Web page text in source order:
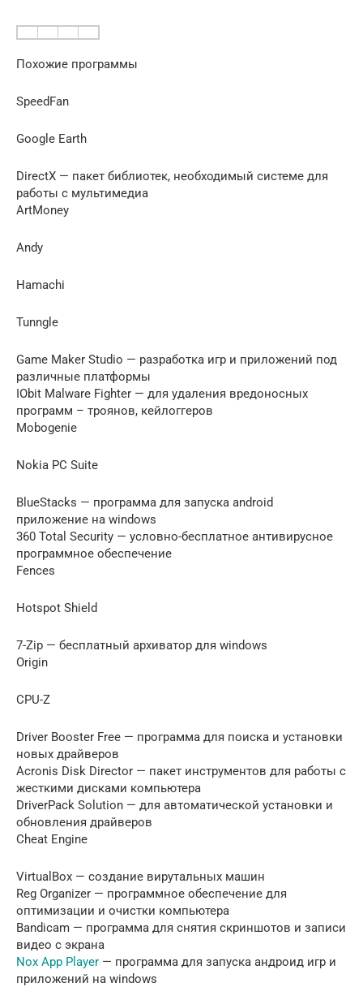
Похожие программы
SpeedFan
Google Earth
DirectX — пакет библиотек, необходимый системе для
работы с мультимедиа
ArtMoney
Andy
Hamachi
Tunngle
Game Maker Studio — разработка игр и приложений под
различные платформы
IObit Malware Fighter — для удаления вредоносных
программ – троянов, кейлоггеров
Mobogenie
Nokia PC Suite
BlueStacks — программа для запуска android
приложение на windows
360 Total Security — условно-бесплатное антивирусное
программное обеспечение
Fences
Hotspot Shield
7-Zip — бесплатный архиватор для windows
Origin
CPU-Z
Driver Booster Free — программа для поиска и установки
новых драйверов
Acronis Disk Director — пакет инструментов для работы с
жесткими дисками компьютера
DriverPack Solution — для автоматической установки и
обновления драйверов
Cheat Engine
VirtualBox — создание вирутальных машин
Reg Organizer — программное обеспечение для
оптимизации и очистки компьютера
Bandicam — программа для снятия скриншотов и записи
видео с экрана
Nox App Player — программа для запуска андроид игр и
приложений на windows